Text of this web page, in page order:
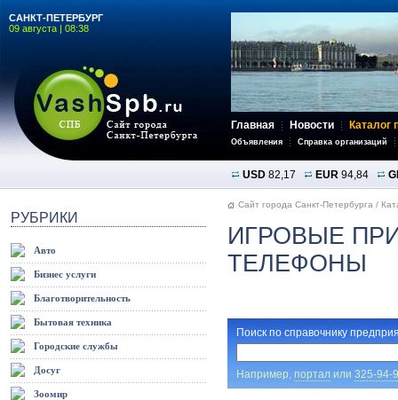
САНКТ-ПЕТЕРБУРГ
09 августа | 08:38
Главная Новости Каталог
Объявления Справка организаций
USD 82,17 EUR 94,84
РУБРИКИ
Авто
Бизнес услуги
Благотворительность
Бытовая техника
Городские службы
Досуг
Зоомир
Сайт города Санкт-Петербурга /
ИГРОВЫЕ
ТЕЛЕФОНЫ
Поиск по справочнику
Например, порталили 325-94-